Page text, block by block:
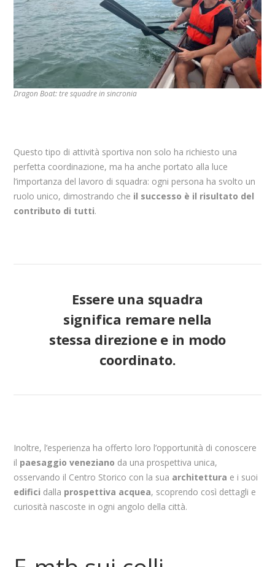
Dragon Boat: tre squadre in sincronia
Questo tipo di attività sportiva non solo ha richiesto una
perfetta coordinazione, ma ha anche portato alla luce
l’importanza del lavoro di squadra: ogni persona ha svolto un
ruolo unico, dimostrando che il successo è il risultato del
contributo di tutti.
Essere una squadra
significa remare nella
stessa direzione e in modo
coordinato.
Inoltre, l’esperienza ha offerto loro l’opportunità di conoscere
il paesaggio veneziano da una prospettiva unica,
osservando il Centro Storico con la sua architettura e i suoi
edifici dalla prospettiva acquea, scoprendo così dettagli e
curiosità nascoste in ogni angolo della città.